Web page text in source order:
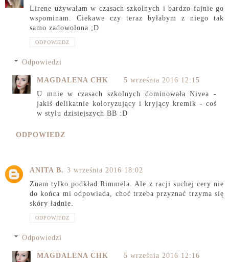
Lirene używałam w czasach szkolnych i bardzo fajnie go
wspominam. Ciekawe czy teraz byłabym z niego tak
samo zadowolona ;D
ODPOWIEDZ
Odpowiedzi
MAGDALENA CHK
5 września 2016 12:15
U mnie w czasach szkolnych dominowała Nivea -
jakiś delikatnie koloryzujący i kryjący kremik - coś
w stylu dzisiejszych BB :D
ODPOWIEDZ
ANITA B. 3 września 2016 18:02
Znam tylko podkład Rimmela. Ale z racji suchej cery nie
do końca mi odpowiada, choć trzeba przyznać trzyma się
skóry ładnie.
ODPOWIEDZ
Odpowiedzi
MAGDALENA CHK 5 września 2016 12:16